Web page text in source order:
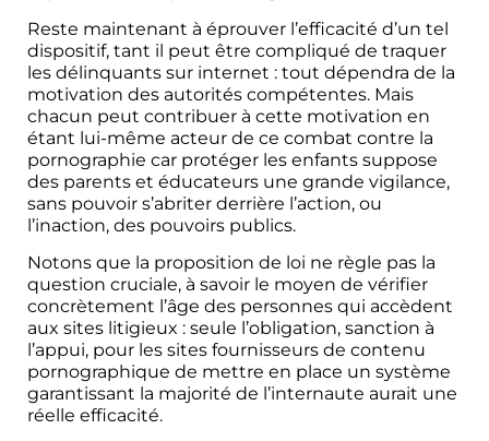
Reste maintenant à éprouver l’efficacité d’un tel
dispositif, tant il peut être compliqué de traquer
les délinquants sur internet : tout dépendra de la
motivation des autorités compétentes. Mais
chacun peut contribuer à cette motivation en
étant lui-même acteur de ce combat contre la
pornographie car protéger les enfants suppose
des parents et éducateurs une grande vigilance,
sans pouvoir s’abriter derrière l’action, ou
l’inaction, des pouvoirs publics.
Notons que la proposition de loi ne règle pas la
question cruciale, à savoir le moyen de vérifier
concrètement l’âge des personnes qui accèdent
aux sites litigieux : seule l’obligation, sanction à
l’appui, pour les sites fournisseurs de contenu
pornographique de mettre en place un système
garantissant la majorité de l’internaute aurait une
réelle efficacité.